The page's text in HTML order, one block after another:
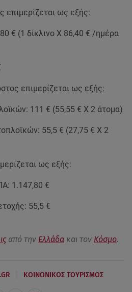
επιμερίζεται ως εξής:
€ (1 δίκλινο Χ 86,40 € /ημέρα
επιμερίζεται ως εξής:
111 € (55,55 € Χ 2 άτομα)
55,5 € (27,75 € Χ 2
ως εξής:
1.147,80 €
55,5 €
από την Ελλάδα και τον Κόσμο.
ΚΟΙΝΩΝΙΚΟΣ ΤΟΥΡΙΣΜΟΣ